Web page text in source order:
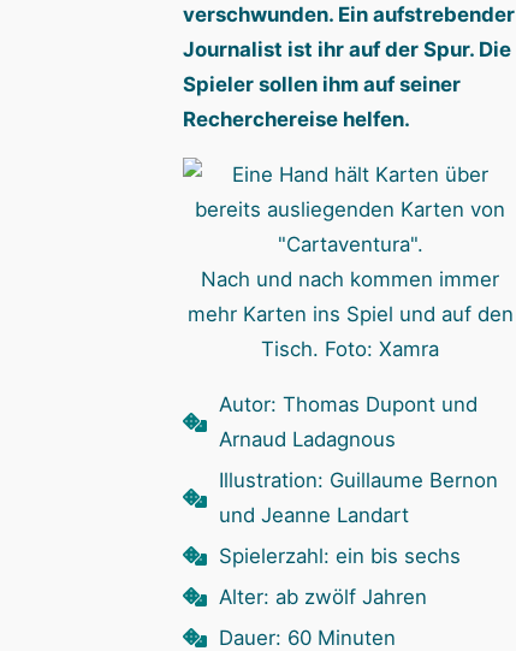
verschwunden. Ein aufstrebender
Journalist ist ihr auf der Spur. Die
Spieler sollen ihm auf seiner
Recherchereise helfen.
Nach und nach kommen immer
mehr Karten ins Spiel und auf den
Tisch. Foto: Xamra
Autor: Thomas Dupont und
Arnaud Ladagnous
Illustration: Guillaume Bernon
und Jeanne Landart
Spielerzahl: ein bis sechs
Alter: ab zwölf Jahren
Dauer: 60 Minuten